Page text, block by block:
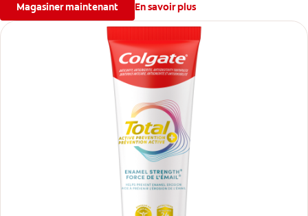
Magasiner maintenant En savoir plus